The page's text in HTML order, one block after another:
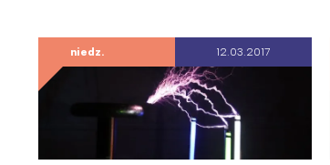
niedz. 12.03.2017